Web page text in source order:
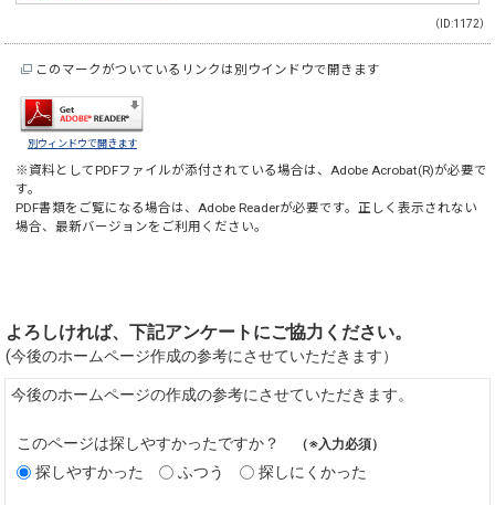
（ID:1172）
このマークがついているリンクは別ウインドウで開きます
別ウィンドウで開きます
※資料としてPDFファイルが添付されている場合は、Adobe Acrobat(R)が必要で
す。
PDF書類をご覧になる場合は、Adobe Readerが必要です。正しく表示されない
場合、最新バージョンをご利用ください。